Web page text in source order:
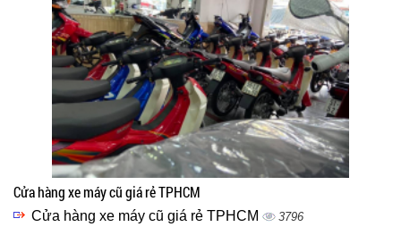
Cửa hàng xe máy cũ giá rẻ TPHCM
Cửa hàng xe máy cũ giá rẻ TPHCM 3796